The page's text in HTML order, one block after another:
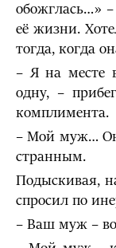
обожглась…» –
её жизни.
тогда, когда
– Я на месте
одну, –
комплимента.
– Мой муж… Он
странным.
Подыскивая,
спросил по
– Ваш муж –